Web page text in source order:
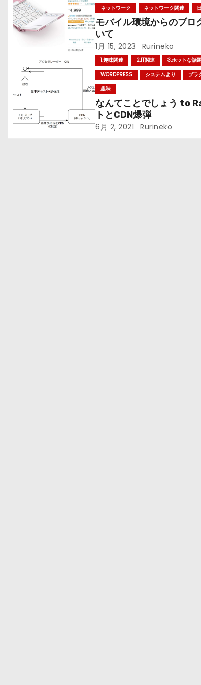
ー
シ
ン
ネットワーク
ネットワーク関連
モバイル環境からのブロ
いて
1月 15, 2023 Rurineko
1.趣味関連 2.IT関連
3.ホットな話
WORDPRESS
システムより プラ
趣味
なんてことでしょう to
トとCDN爆弾
6月 2, 2021 Rurineko